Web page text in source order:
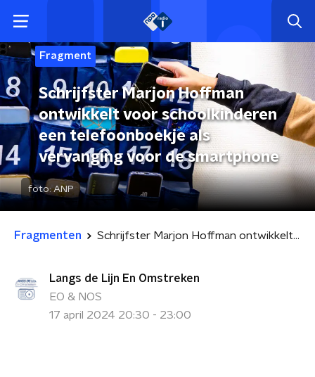
Fragment
Schrijfster Marjon Hoffman
ontwikkelt voor schoolkinderen
een telefoonboekje als
vervanging voor de smartphone
foto:ANP
Fragmenten Schrijfster Marjon Hoffman ontwikkelt voor schoolkinderen een telefoonboekje als vervanging voor de smartphone
Langs de Lijn En Omstreken
EO & NOS
17 april 2024 20:30 - 23:00